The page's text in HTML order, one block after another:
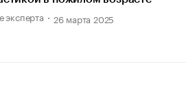
эксперта 26 марта 2025